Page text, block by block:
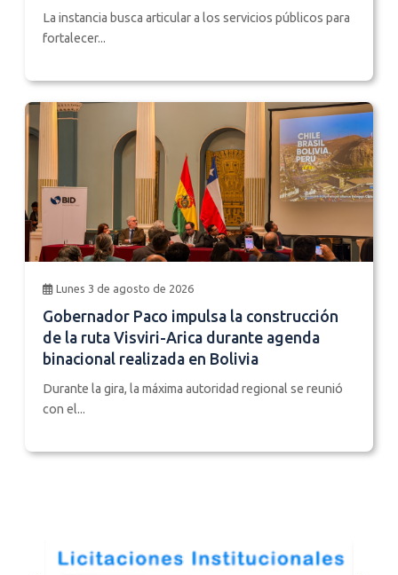
La instancia busca articular a los servicios públicos para
fortalecer...
Lunes 3 de agosto de 2026
Gobernador Paco impulsa la construcción
de la ruta Visviri-Arica durante agenda
binacional realizada en Bolivia
Durante la gira, la máxima autoridad regional se reunió
con el...